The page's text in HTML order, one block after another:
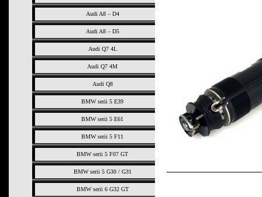
Audi A8 – D4
Audi A8 – D5
Audi Q7 4L
Audi Q7 4M
Audi Q8
BMW serii 5 E39
BMW serii 5 E61
BMW serii 5 F11
BMW serii 5 F07 GT
BMW serii 5 G30 / G31
BMW serii 6 G32 GT